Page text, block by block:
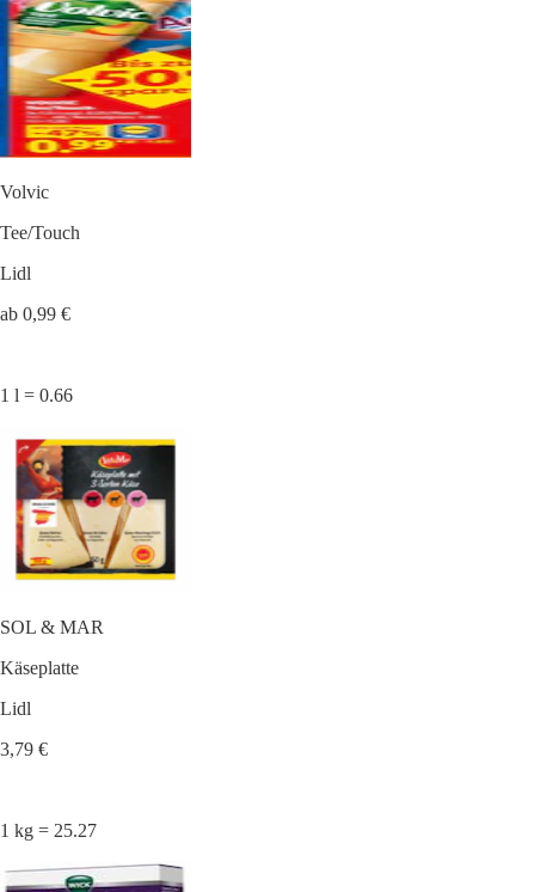
Volvic
Tee/Touch
Lidl
ab 0,99 €
1 l = 0.66
SOL & MAR
Käseplatte
Lidl
3,79 €
1 kg = 25.27